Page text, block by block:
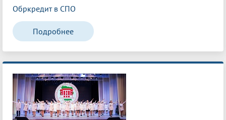
Обркредит в СПО
Подробнее